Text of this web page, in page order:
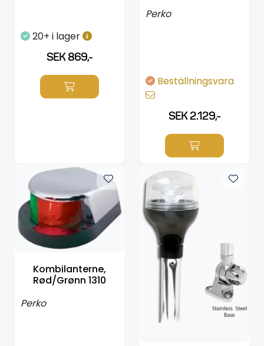
20+ i lager
SEK 869,-
Perko
Beställningsvara
SEK 2.129,-
Kombilanterne,
Rød/Grønn 1310
Perko